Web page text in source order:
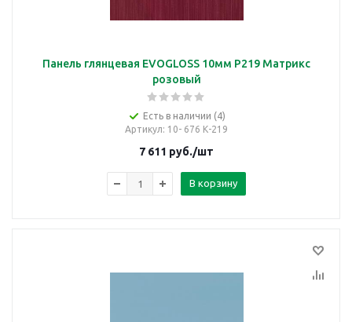
Панель глянцевая EVOGLOSS 10мм P219 Матрикс
розовый
Есть в наличии (4)
Артикул: 10- 676 К-219
7 611 руб./шт
В корзину